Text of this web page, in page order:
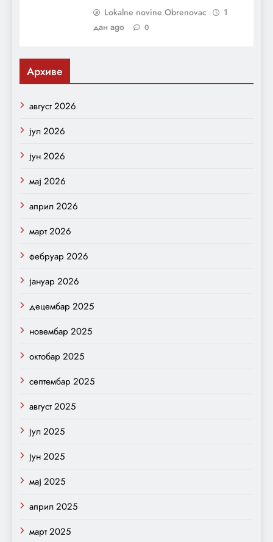
Lokalne novine Obrenovac
1
дан ago
0
Архиве
август 2026
јул 2026
јун 2026
мај 2026
април 2026
март 2026
фебруар 2026
јануар 2026
децембар 2025
новембар 2025
октобар 2025
септембар 2025
август 2025
јул 2025
јун 2025
мај 2025
април 2025
март 2025